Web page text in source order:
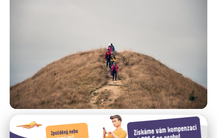
Podzimní turistika a festivaly